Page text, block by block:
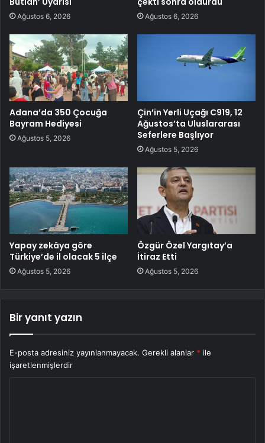
Ağustos 6, 2026 Ağustos 6, 2026
Adana’da 350 Çocuğa
Bayram Hediyesi
Ağustos 5, 2026
Çin’in Yerli Uçağı C919, 12
Ağustos’ta Uluslararası
Seferlere Başlıyor
Ağustos 5, 2026
Yapay zekâya göre
Türkiye’de il olacak 5 ilçe
Ağustos 5, 2026
Özgür Özel Yargıtay’a
İtiraz Etti
Ağustos 5, 2026
Bir yanıt yazın
E-posta adresiniz yayınlanmayacak. Gerekli alanlar * ile
işaretlenmişlerdir